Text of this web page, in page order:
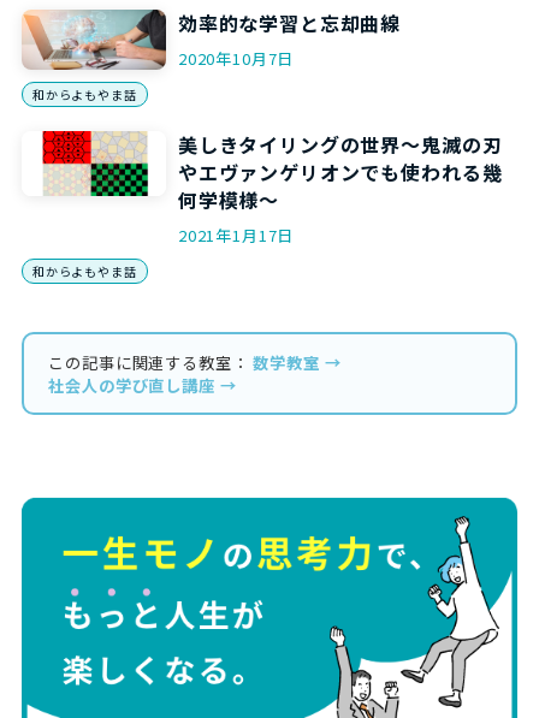
効率的な学習と忘却曲線
2020年10月7日
和からよもやま話
美しきタイリングの世界～鬼滅の刃
やエヴァンゲリオンでも使われる幾
何学模様～
2021年1月17日
和からよもやま話
この記事に関連する教室：数学教室 →
社会人の学び直し講座 →